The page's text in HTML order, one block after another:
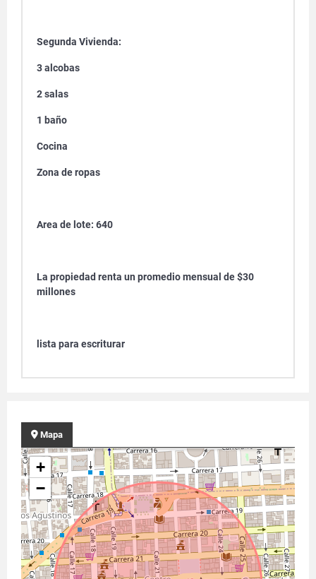
Segunda Vivienda:
3 alcobas
2 salas
1 baño
Cocina
Zona de ropas
Area de lote: 640
La propiedad renta un promedio mensual de $30
millones
lista para escriturar
Mapa
+
−